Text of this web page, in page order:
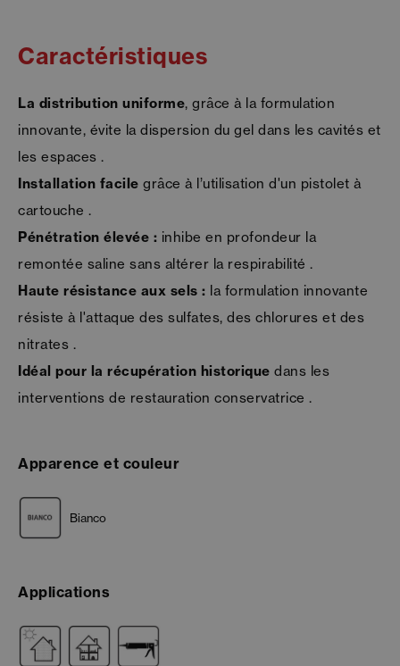
Caractéristiques
La distribution uniforme, grâce à la formulation
innovante, évite la dispersion du gel dans les cavités et
les espaces .
Installation facile grâce à l’utilisation d'un pistolet à
cartouche .
Pénétration élevée : inhibe en profondeur la
remontée saline sans altérer la respirabilité .
Haute résistance aux sels : la formulation innovante
résiste à l'attaque des sulfates, des chlorures et des
nitrates .
Idéal pour la récupération historique dans les
interventions de restauration conservatrice .
Apparence et couleur
Bianco
Applications